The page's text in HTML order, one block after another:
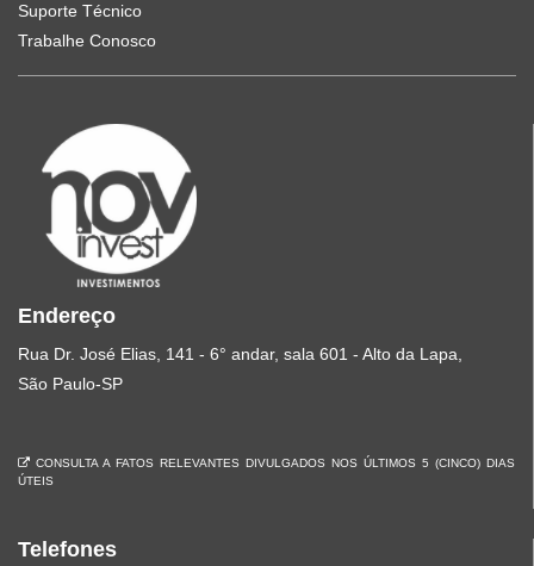
Suporte Técnico
Trabalhe Conosco
Endereço
Rua Dr. José Elias, 141 - 6° andar, sala 601 - Alto da Lapa,
São Paulo-SP
CONSULTA A FATOS RELEVANTES DIVULGADOS NOS ÚLTIMOS 5 (CINCO) DIAS
ÚTEIS
Telefones